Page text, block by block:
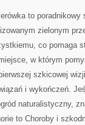
to poradnikowy
zielonym
co pomaga
w którym
szkicowej
i wykończeń.
naturalistyczny,
to Choroby i